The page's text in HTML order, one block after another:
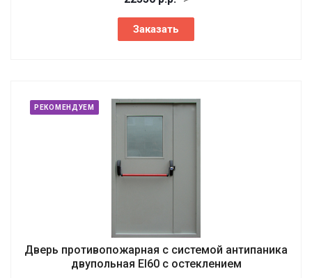
Заказать
РЕКОМЕНДУЕМ
Дверь противопожарная с системой антипаника
двупольная EI60 с остеклением